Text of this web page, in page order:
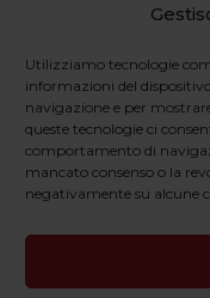
Utilizziamo tecnologie
informazioni del
navigazione e per
queste tecnologie ci
comportamento di
mancato consenso o la
negativamente su alcune